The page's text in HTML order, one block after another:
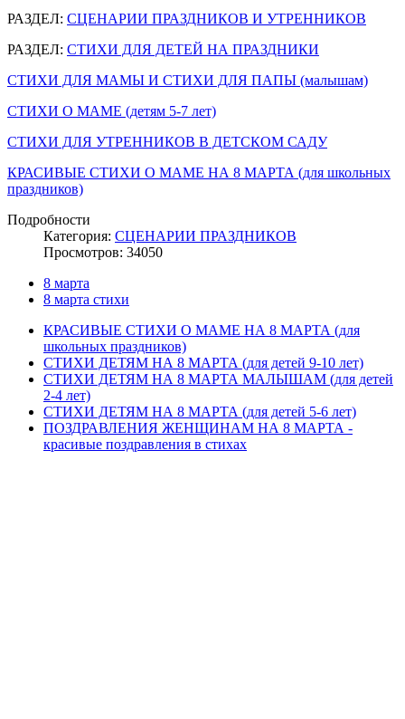
РАЗДЕЛ: СЦЕНАРИИ ПРАЗДНИКОВ И УТРЕННИКОВ
РАЗДЕЛ: СТИХИ ДЛЯ ДЕТЕЙ НА ПРАЗДНИКИ
СТИХИ ДЛЯ МАМЫ И СТИХИ ДЛЯ ПАПЫ (малышам)
СТИХИ О МАМЕ (детям 5-7 лет)
СТИХИ ДЛЯ УТРЕННИКОВ В ДЕТСКОМ САДУ
КРАСИВЫЕ СТИХИ О МАМЕ НА 8 МАРТА (для школьных
праздников)
Подробности
Категория: СЦЕНАРИИ ПРАЗДНИКОВ
Просмотров: 34050
8 марта
8 марта стихи
КРАСИВЫЕ СТИХИ О МАМЕ НА 8 МАРТА (для
школьных праздников)
СТИХИ ДЕТЯМ НА 8 МАРТА (для детей 9-10 лет)
СТИХИ ДЕТЯМ НА 8 МАРТА МАЛЫШАМ (для детей
2-4 лет)
СТИХИ ДЕТЯМ НА 8 МАРТА (для детей 5-6 лет)
ПОЗДРАВЛЕНИЯ ЖЕНЩИНАМ НА 8 МАРТА -
красивые поздравления в стихах